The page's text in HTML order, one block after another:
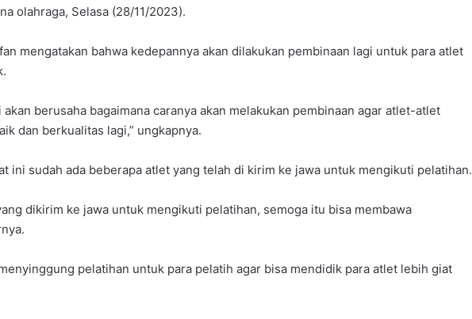
olahraga, Selasa (28/11/2023).
mengatakan bahwa kedepannya akan dilakukan pembinaan lagi untuk para atlet
akan berusaha bagaimana caranya akan melakukan pembinaan agar atlet-atlet
dan berkualitas lagi,” ungkapnya.
ini sudah ada beberapa atlet yang telah di kirim ke jawa untuk mengikuti pelatihan.
dikirim ke jawa untuk mengikuti pelatihan, semoga itu bisa membawa
pelatihan untuk para pelatih agar bisa mendidik para atlet lebih giat